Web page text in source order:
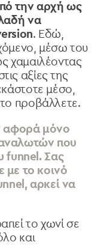
την αρχή ως
να
. Εδώ,
μέσω του
χαμαιλέοντας
αξίες της
μέσο,
προβάλλετε.
αφορά μόνο
που
funnel. Σας
με το κοινό
αρκεί να
το χωνί σε
και